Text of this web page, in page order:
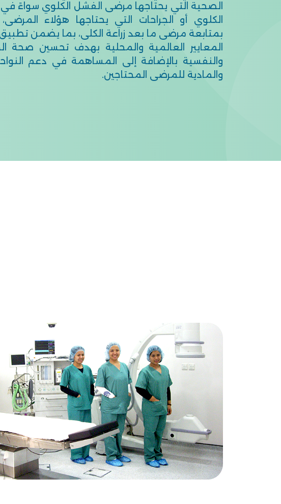
الصحية التي يحتاجها مرضى الفشل الكلوي سواءً
الكلوي أو الجراحات التي يحتاجها هؤلاء
بمتابعة مرضى ما بعد زراعة الكلى، بما يضمن
المعايير العالمية والمحلية بهدف تحسين صحة
والنفسية بالإضافة إلى المساهمة في دعم
والمادية للمرضى المحتاجين.